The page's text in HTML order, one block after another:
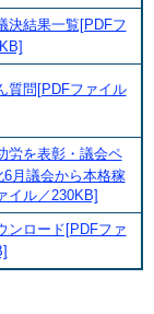
決結果一覧[PDFフ
質問[PDFファイル
労を表彰・議会ペ
6月議会から本格稼
イル／230KB]
ンロード​[PDFファ